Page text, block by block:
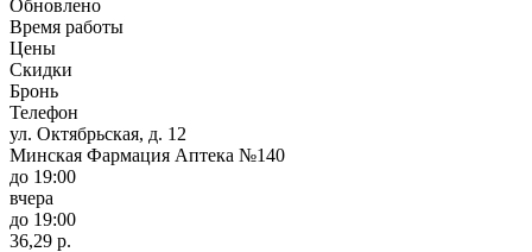
Обновлено
Время работы
Цены
Скидки
Бронь
Телефон
ул. Октябрьская, д. 12
Минская Фармация Аптека №140
до 19:00
вчера
до 19:00
36,29 р.